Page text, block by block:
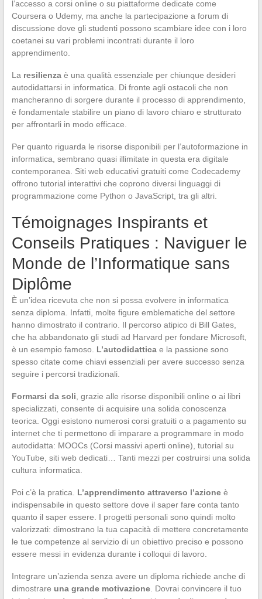
l’accesso a corsi online o su piattaforme dedicate come
Coursera o Udemy, ma anche la partecipazione a forum di
discussione dove gli studenti possono scambiare idee con i loro
coetanei su vari problemi incontrati durante il loro
apprendimento.
La resilienzaè una qualità essenziale per chiunque desideri
autodidattarsi in informatica. Di fronte agli ostacoli che non
mancheranno di sorgere durante il processo di apprendimento,
è fondamentale stabilire un piano di lavoro chiaro e strutturato
per affrontarli in modo efficace.
Per quanto riguarda le risorse disponibili per l’autoformazione in
informatica, sembrano quasi illimitate in questa era digitale
contemporanea. Siti web educativi gratuiti come Codecademy
offrono tutorial interattivi che coprono diversi linguaggi di
programmazione come Python o JavaScript, tra gli altri.
Témoignages Inspirants et
Conseils Pratiques : Naviguer le
Monde de l’Informatique sans
Diplôme
È un’idea ricevuta che non si possa evolvere in informatica
senza diploma. Infatti, molte figure emblematiche del settore
hanno dimostrato il contrario. Il percorso atipico di Bill Gates,
che ha abbandonato gli studi ad Harvard per fondare Microsoft,
è un esempio famoso. L’autodidatticae la passione sono
spesso citate come chiavi essenziali per avere successo senza
seguire i percorsi tradizionali.
Formarsi da soli , grazie alle risorse disponibili online o ai libri
specializzati, consente di acquisire una solida conoscenza
teorica. Oggi esistono numerosi corsi gratuiti o a pagamento su
internet che ti permettono di imparare a programmare in modo
autodidatta: MOOCs (Corsi massivi aperti online), tutorial su
YouTube, siti web dedicati… Tanti mezzi per costruirsi una solida
cultura informatica.
Poi c’è la pratica. L’apprendimento attraverso l’azioneè
indispensabile in questo settore dove il saper fare conta tanto
quanto il saper essere. I progetti personali sono quindi molto
valorizzati: dimostrano la tua capacità di mettere concretamente
le tue competenze al servizio di un obiettivo preciso e possono
essere messi in evidenza durante i colloqui di lavoro.
Integrare un’azienda senza avere un diploma richiede anche di
dimostrare una grande motivazione. Dovrai convincere il tuo